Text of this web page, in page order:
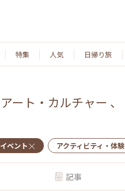
特集 人気 日帰り旅
アート・カルチャー 、
イベント アクティビティ・体験
記事